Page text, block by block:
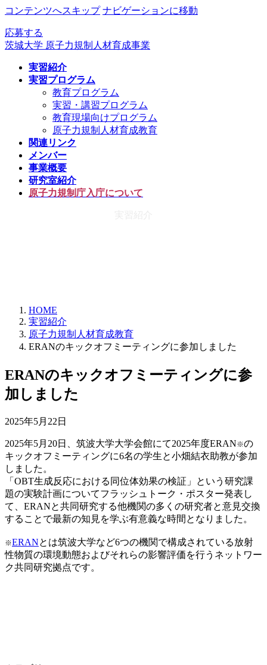
コンテンツへスキップ ナビゲーションに移動
応募する
茨城大学 原子力規制人材育成事業
実習紹介
実習プログラム
教育プログラム
実習・講習プログラム
教育現場向けプログラム
原子力規制人材育成教育
関連リンク
メンバー
事業概要
研究室紹介
原子力規制庁入庁について
HOME
実習紹介
原子力規制人材育成教育
ERANのキックオフミーティングに参加しました
ERANのキックオフミーティングに参
加しました
2025年5月22日
2025年5月20日、筑波大学大学会館にて2025年度ERAN※の
キックオフミーティングに6名の学生と小畑結衣助教が参加
しました。
「OBT生成反応における同位体効果の検証」という研究課
題の実験計画についてフラッシュトーク・ポスター発表し
て、ERANと共同研究する他機関の多くの研究者と意見交換
することで最新の知見を学ぶ有意義な時間となりました。
※ERANとは筑波大学など6つの機関で構成されている放射
性物質の環境動態およびそれらの影響評価を行うネットワー
ク共同研究拠点です。